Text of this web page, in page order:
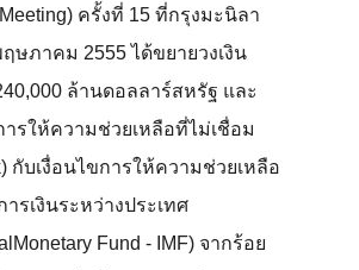
Meeting) ครั้งที่ 15 ที่กรุงมะนิลา
ษภาคม 2555 ได้ขยายวงเงิน
ล้านดอลลาร์สหรัฐ และ
รให้ความช่วยเหลือที่ไม่เชื่อม
กับเงื่อนไขการให้ความช่วยเหลือ
รเงินระหว่างประเทศ
Fund - IMF) จากร้อย